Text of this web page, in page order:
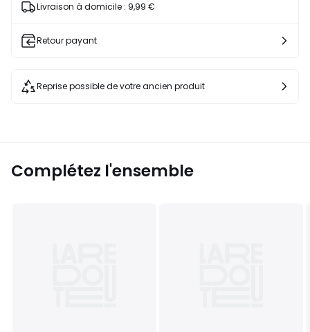
Livraison à domicile : 9,99 €
Retour payant
Reprise possible de votre ancien produit
Complétez l'ensemble